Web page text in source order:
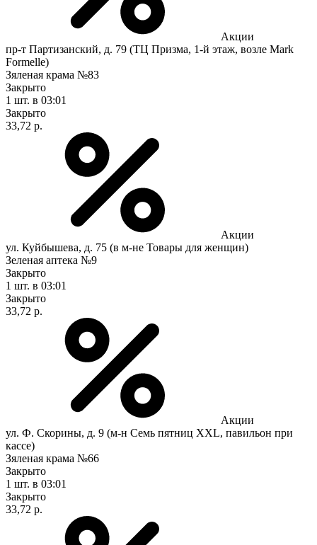
Акции
пр-т Партизанский, д. 79 (ТЦ Призма, 1-й этаж, возле Mark
Formelle)
Зяленая крама №83
Закрыто
1 шт. в 03:01
Закрыто
33,72 р.
Акции
ул. Куйбышева, д. 75 (в м-не Товары для женщин)
Зеленая аптека №9
Закрыто
1 шт. в 03:01
Закрыто
33,72 р.
Акции
ул. Ф. Скорины, д. 9 (м-н Семь пятниц XXL, павильон при
кассе)
Зяленая крама №66
Закрыто
1 шт. в 03:01
Закрыто
33,72 р.